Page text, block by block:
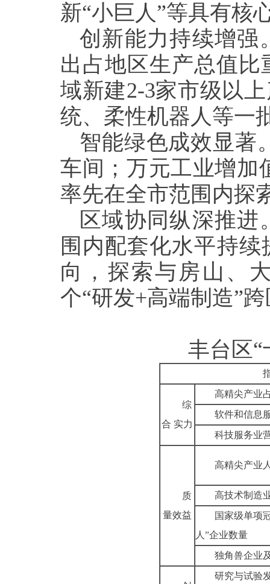
新“小巨人”等具有核
创新能力持续增强
出占地区生产总值比
域新建2-3家市级以
统、柔性机器人等一
智能绿色成效显著
车间；万元工业增加
率先在全市范围内探
区域协同纵深推进
围内配套化水平持
向，探索与房山、
个“研发+高端制造”
丰台区
综
合 实力
高精尖产业
软件和信息
科技服务业
质
量效益
高精尖产业
高技术制造
国家级单项
人”企业数量
独角兽企业
研究与试验